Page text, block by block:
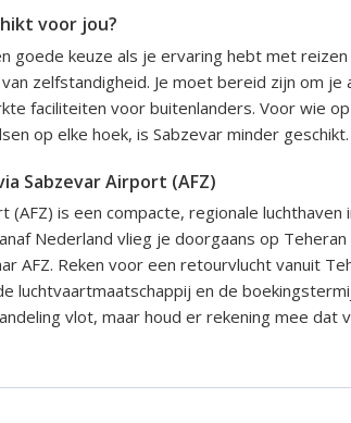
voor jou?
goede keuze als je ervaring hebt met
zelfstandigheid. Je moet bereid zijn om je
faciliteiten voor buitenlanders. Voor wie
op elke hoek, is Sabzevar minder geschikt.
Sabzevar Airport (AFZ)
(AFZ) is een compacte, regionale
Nederland vlieg je doorgaans op
AFZ. Reken voor een retourvlucht vanuit
luchtvaartmaatschappij en de
vlot, maar houd er rekening mee dat